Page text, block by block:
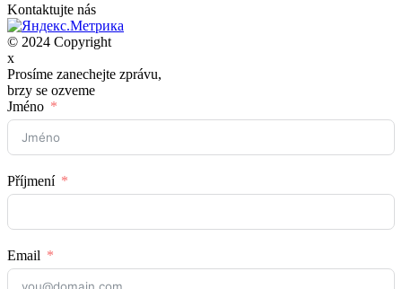
Kontaktujte nás
© 2024 Copyright
x
Prosíme zanechejte zprávu,
brzy se ozveme
Jméno
Příjmení
Email